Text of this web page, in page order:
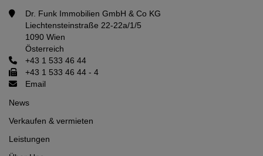
Dr. Funk Immobilien GmbH & Co KG
Liechtensteinstraße 22-22a/1/5
1090 Wien
Österreich
+43 1 533 46 44
+43 1 533 46 44 - 4
Email
News
Verkaufen & vermieten
Leistungen